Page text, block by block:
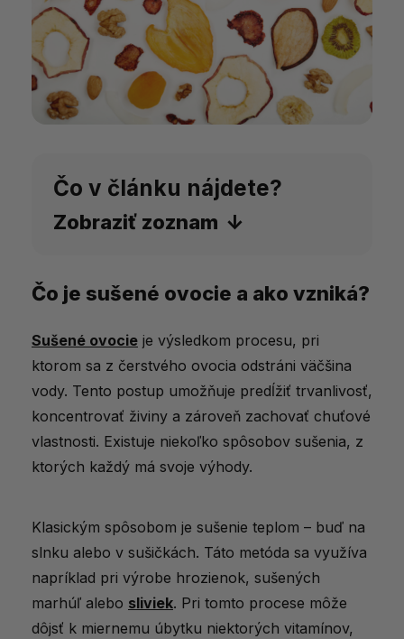
Čo v článku nájdete?
Zobraziť zoznam
Čo je sušené ovocie a ako vzniká?
Na čo si dať pozor pri výbere?
Aké sušené ovocie nájdete u nás?
Tipy na konzumáciu a recepty
Zdravšie maškrtenie bez výčitiek
Čo je sušené ovocie a ako vzniká?
Sušené ovocie je výsledkom procesu, pri
ktorom sa z čerstvého ovocia odstráni väčšina
vody. Tento postup umožňuje predĺžiť trvanlivosť,
koncentrovať živiny a zároveň zachovať chuťové
vlastnosti. Existuje niekoľko spôsobov sušenia, z
ktorých každý má svoje výhody.
Klasickým spôsobom je sušenie teplom – buď na
slnku alebo v sušičkách. Táto metóda sa využíva
napríklad pri výrobe hrozienok, sušených
marhúľ alebo sliviek. Pri tomto procese môže
dôjsť k miernemu úbytku niektorých vitamínov,